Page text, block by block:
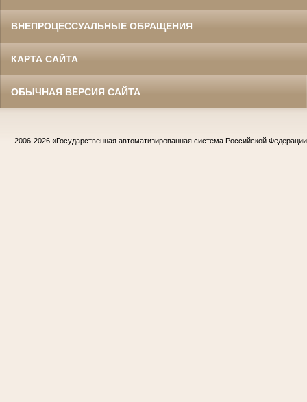
ВНЕПРОЦЕССУАЛЬНЫЕ ОБРАЩЕНИЯ
КАРТА САЙТА
ОБЫЧНАЯ ВЕРСИЯ САЙТА
2006-2026 «Государственная автоматизированная система Российской